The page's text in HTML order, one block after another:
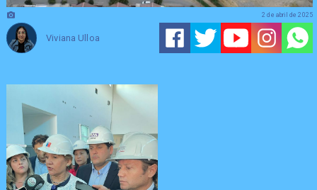
Viviana Ulloa
2 de abril de 2025